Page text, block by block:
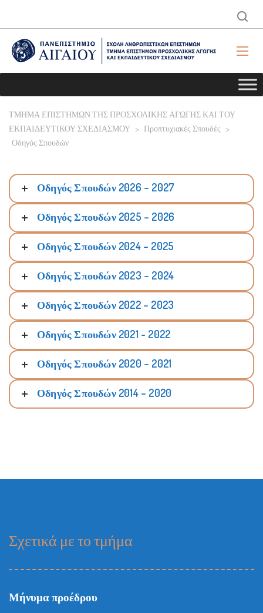
ΤΜΗΜΑ ΕΠΙΣΤΗΜΩΝ ΤΗΣ ΠΡΟΣΧΟΛΙΚΗΣ ΑΓΩΓΗΣ ΚΑΙ ΤΟΥ
ΕΚΠΑΙΔΕΥΤΙΚΟΥ ΣΧΕΔΙΑΣΜΟΥ > Προπτυχιακές Σπουδές >
Οδηγός Σπουδών
Οδηγός Σπουδών 2026 – 2027
Οδηγός Σπουδών 2025 – 2026
Οδηγός Σπουδών 2024 – 2025
Οδηγός Σπουδών 2023 – 2024
Οδηγός Σπουδών 2022 – 2023
Οδηγός Σπουδών 2021 - 2022
Οδηγός Σπουδών 2020 – 2021
Οδηγός Σπουδών 2014 – 2020
Σχετικά με το τμήμα
Μήνυμα προέδρου